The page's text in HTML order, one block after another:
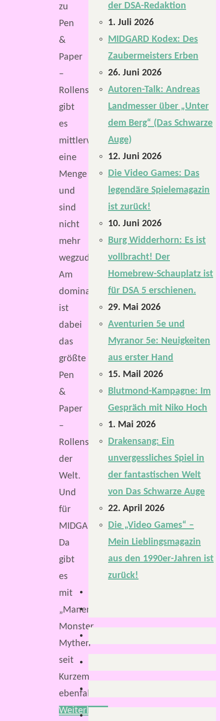
zu
Pen
&
Paper
–
Rollenspielen
gibt
es
mittlerweile
eine
Menge
und
sind
nicht
mehr
wegzudenken.
Am
dominantesten
ist
dabei
das
größte
Pen
&
Paper
–
Rollenspiel
der
Welt.
Und
für
MIDGARD?
Da
gibt
es
mit
„Manen,
Monster,
Mythen“
seit
Kurzem
ebenfalls…
Weiterlesen
der DSA-Redaktion
1. Juli 2026
MIDGARD Kodex: Des
Zaubermeisters Erben
26. Juni 2026
Autoren-Talk: Andreas
Landmesser über „Unter
dem Berg“ (Das Schwarze
Auge)
12. Juni 2026
Die Video Games: Das
legendäre Spielemagazin
ist zurück!
10. Juni 2026
Burg Widderhorn: Es ist
vollbracht! Der
Homebrew-Schauplatz ist
für DSA 5 erschienen.
29. Mai 2026
Aventurien 5e und
Myranor 5e: Neuigkeiten
aus erster Hand
15. Mail 2026
Blutmond-Kampagne: Im
Gespräch mit Niko Hoch
1. Mai 2026
Drakensang: Ein
unvergessliches Spiel in
der fantastischen Welt
von Das Schwarze Auge
22. April 2026
Die „Video Games“ –
Mein Lieblingsmagazin
aus den 1990er-Jahren ist
zurück!